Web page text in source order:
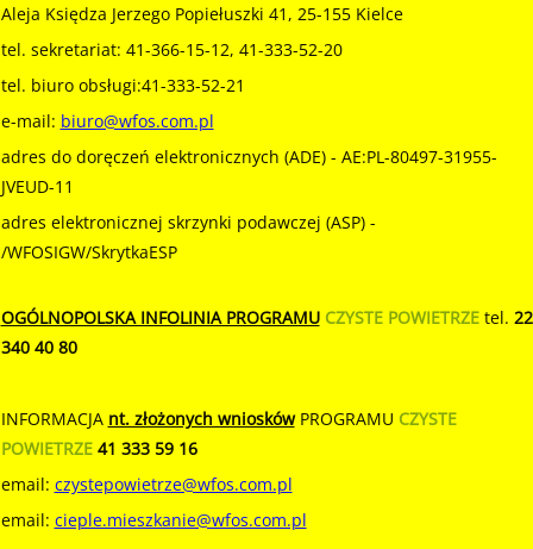
źródeł energii, termomodernizację budynków" - Edycja II
ze środków Wojewódzkiego Fundus...
14.02.2018
Forma naboru – nabór ciągły rozpoczyna się w dniu
finansowych lub do decyzji Zarządu Wojewódzkiego
Funduszu o zawieszeniu lub zakończeniu naboru,
czytaj więcej...
28.02.2018
Forma naboru – nabór dwuetapowy: I etap rozpoczyna
się w dniu 1 marca 2018 r. i trwał będzie do 23 marca
zainteresowanych wzięciem udziału w programie szkół
podstawowych; II etap rozpoczyna sie ...
Aleja Księdza Jerzego Popiełuszki 41, 25-155 Kielce
tel. sekretariat: 41-366-15-12, 41-333-52-20
tel. biuro obsługi:41-333-52-21
e-mail: biuro@wfos.com.pl
adres do doręczeń elektronicznych (ADE) - AE:PL-80497-31955-
JVEUD-11
adres elektronicznej skrzynki podawczej (ASP) -
/WFOSIGW/SkrytkaESP
OGÓLNOPOLSKA INFOLINIA PROGRAMUCZYSTE POWIETRZEtel. 22
340 40 80
INFORMACJA nt. złożonych wnioskówPROGRAMU CZYSTE
POWIETRZE41 333 59 16
email: czystepowietrze@wfos.com.pl
email: cieple.mieszkanie@wfos.com.pl